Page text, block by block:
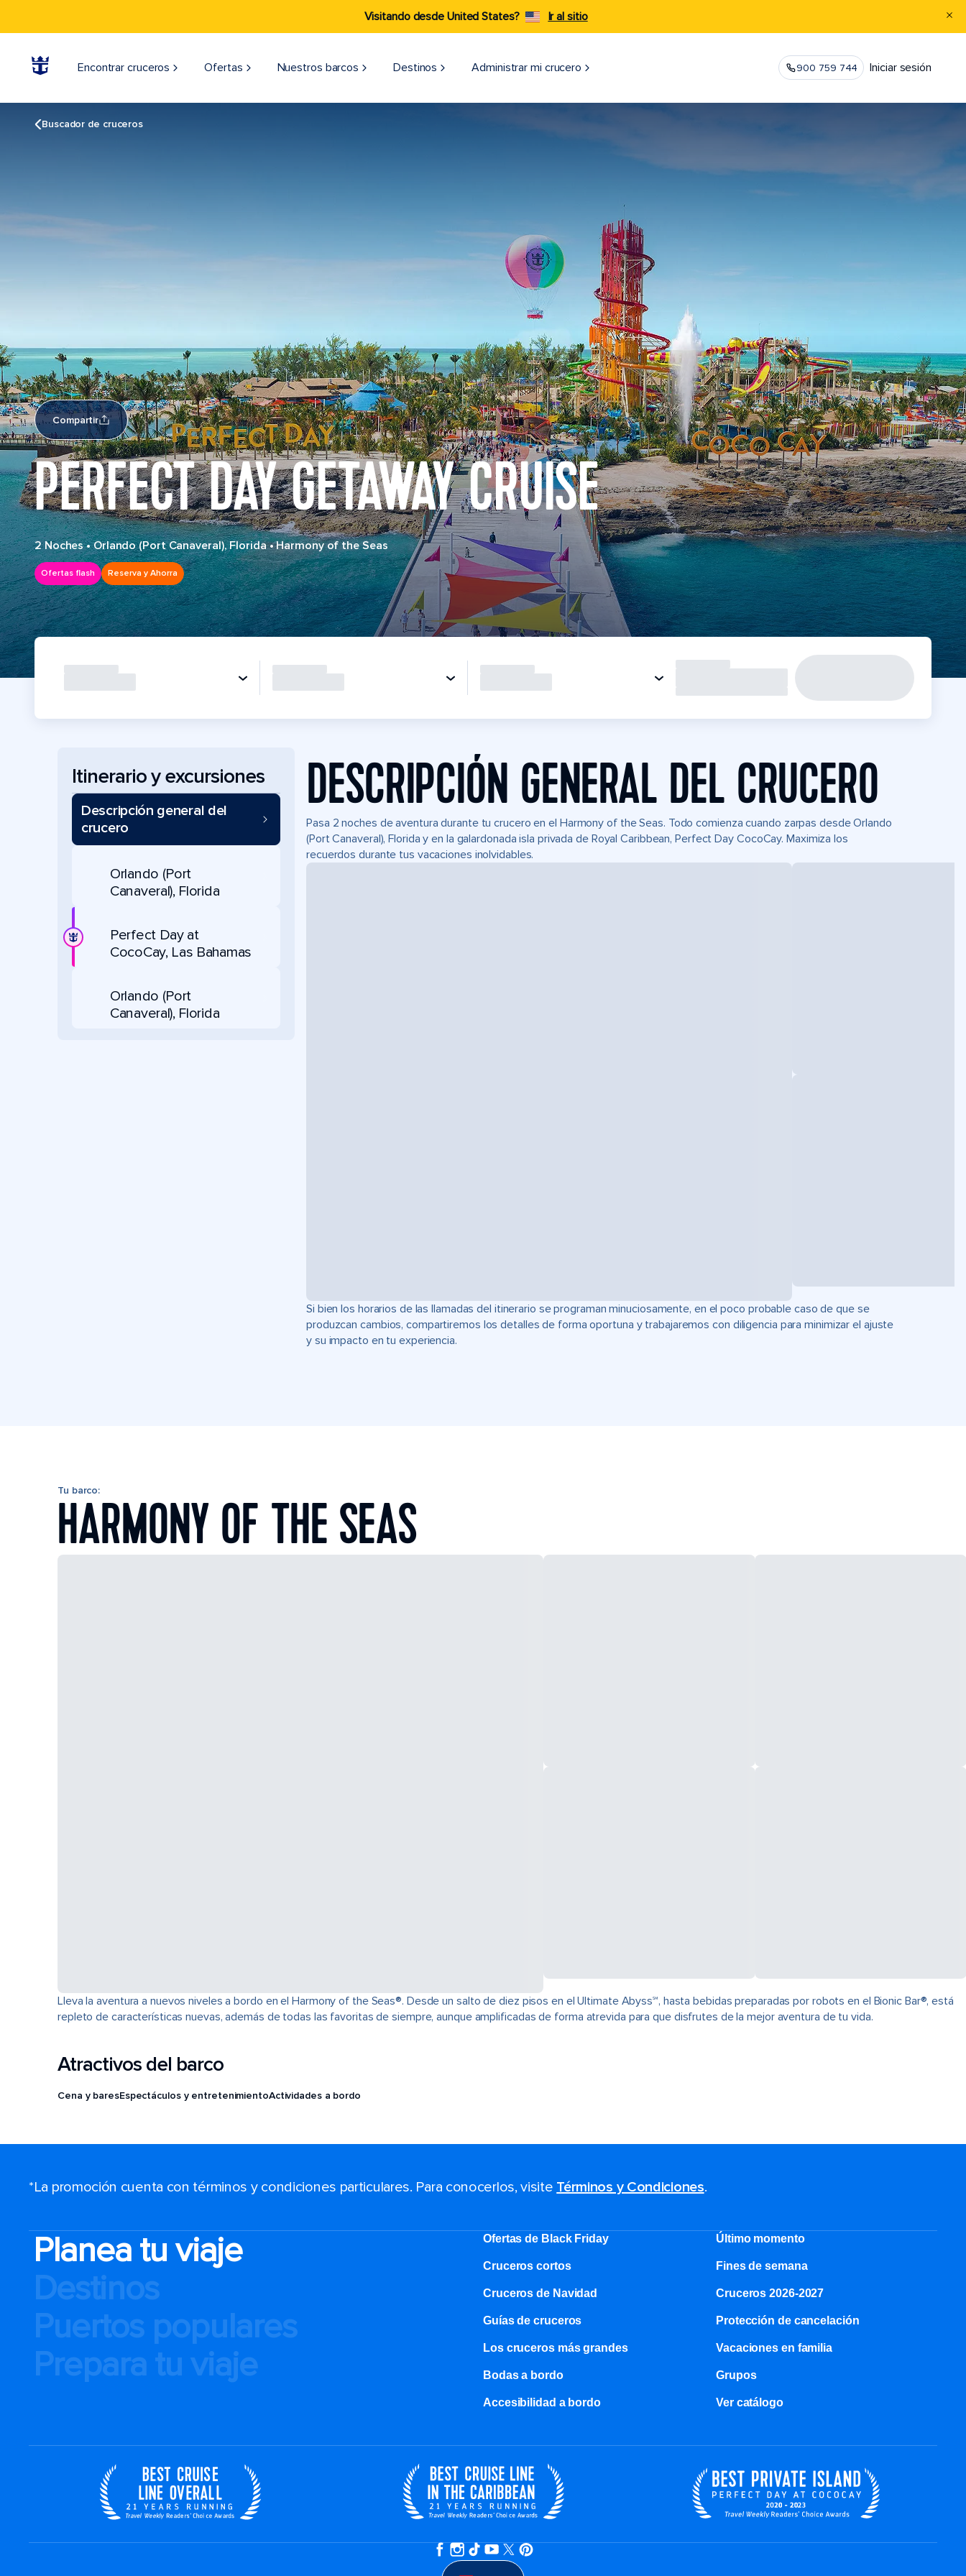
Visitando desde United States? Ir al sitio
Encontrar cruceros Ofertas Nuestros barcos Destinos Administrar mi crucero 900 759 744 Iniciar sesión
Buscador de cruceros
Compartir
PERFECT DAY GETAWAY CRUISE
2 Noches•Orlando (Port Canaveral), Florida•Harmony of the Seas
Ofertas flash Reserva y Ahorra
Itinerario y excursiones
Descripción general del
crucero
Orlando (Port
Canaveral), Florida
Perfect Day at
CocoCay, Las Bahamas
Orlando (Port
Canaveral), Florida
DESCRIPCIÓN GENERAL DEL CRUCERO
Pasa 2 noches de aventura durante tu crucero en el Harmony of the Seas. Todo comienza cuando zarpas desde Orlando
(Port Canaveral), Florida y en la galardonada isla privada de Royal Caribbean, Perfect Day CocoCay. Maximiza los
recuerdos durante tus vacaciones inolvidables.
Si bien los horarios de las llamadas del itinerario se programan minuciosamente, en el poco probable caso de que se
produzcan cambios, compartiremos los detalles de forma oportuna y trabajaremos con diligencia para minimizar el ajuste
y su impacto en tu experiencia.
Tu barco:
HARMONY OF THE SEAS
Lleva la aventura a nuevos niveles a bordo en el Harmony of the Seas®. Desde un salto de diez pisos en el Ultimate Abyss℠, hasta bebidas preparadas por robots en el Bionic Bar®, está
repleto de características nuevas, además de todas las favoritas de siempre, aunque amplificadas de forma atrevida para que disfrutes de la mejor aventura de tu vida.
Atractivos del barco
Cena y baresEspectáculos y entretenimientoActividades a bordo
*La promoción cuenta con términos y condiciones particulares. Para conocerlos, visite Términos y Condiciones.
Planea tu viaje
Destinos
Puertos populares
Prepara tu viaje
Ofertas de Black Friday Último momento
Cruceros cortos Fines de semana
Cruceros de Navidad Cruceros 2026-2027
Guías de cruceros Protección de cancelación
Los cruceros más grandes Vacaciones en familia
Bodas a bordo Grupos
Accesibilidad a bordo Ver catálogo